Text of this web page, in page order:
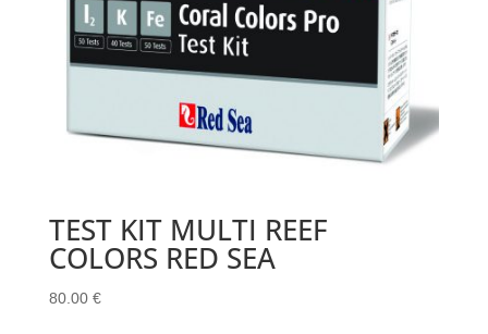
TEST KIT MULTI REEF
COLORS RED SEA
80.00 €